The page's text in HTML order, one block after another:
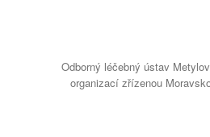
Odborný léčebný ústav
organizací zřízenou